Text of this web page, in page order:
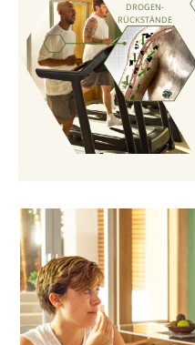
DROGEN­
RÜCKSTÄNDE